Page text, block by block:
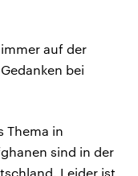
auf der
bei
Thema in
sind in der
Leider ist